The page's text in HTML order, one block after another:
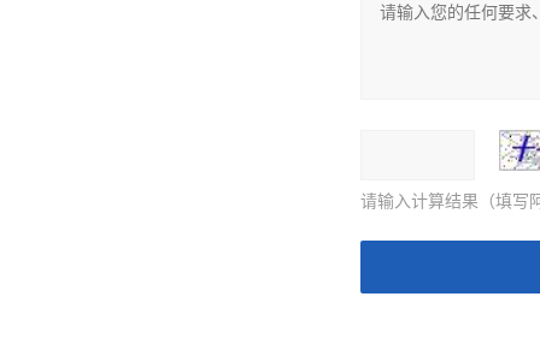
请输入计算结果（填写